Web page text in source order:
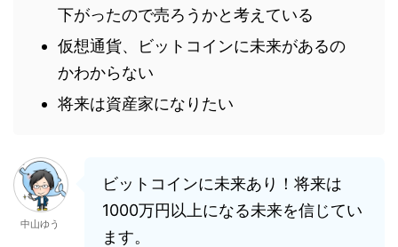
下がったので売ろうかと考えている
仮想通貨、ビットコインに未来があるの
かわからない
将来は資産家になりたい
中山ゆう
ビットコインに未来あり！将来は
1000万円以上になる未来を信じてい
ます。